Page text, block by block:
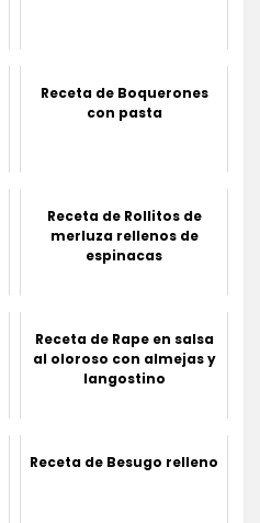
Receta de Boquerones
con pasta
Receta de Rollitos de
merluza rellenos de
espinacas
Receta de Rape en salsa
al oloroso con almejas y
langostino
Receta de Besugo relleno